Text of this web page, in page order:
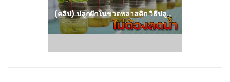
(คลิป) ปลูกผักในขวดพลาสติก วิธีปลูกผักกาดหอม โดยไม่ต้องรดน้ำ ให้ผลผลิตสูง